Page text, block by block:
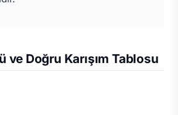
ve Doğru Karışım Tablosu